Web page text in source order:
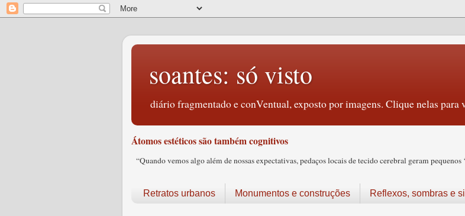
soantes: só visto
diário fragmentado e conVentual, exposto por imagens. Clique nelas para
Átomos estéticos são também cognitivos
“Quando vemos algo além de nossas expectativas, pedaços locais de tecido cerebral geram
Retratos urbanos Monumentos e construções Reflexos, sombras e